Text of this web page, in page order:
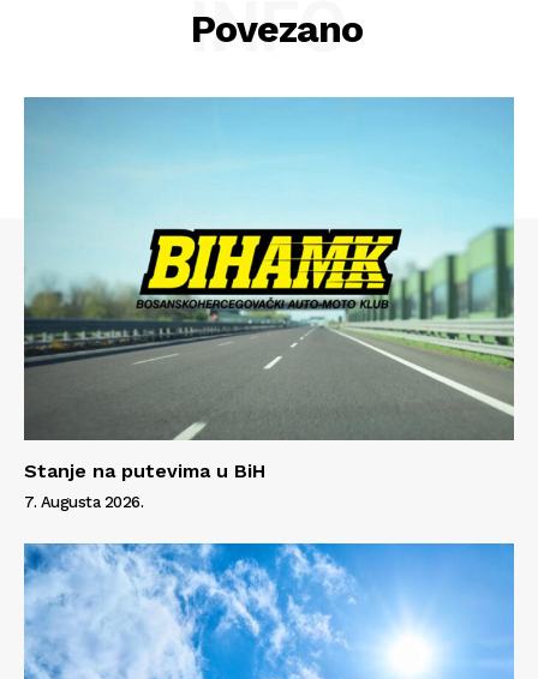
Impressum
Povezano
INFO
Stanje na putevima u BiH
7. Augusta 2026.